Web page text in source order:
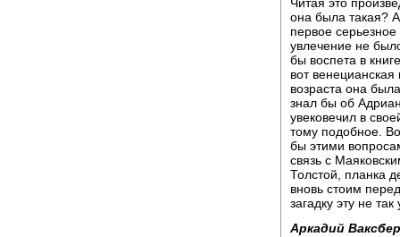
она была такая?
первое
увлечение не
бы воспета в
вот
возраста она
знал бы об
увековечил в
тому подобное.
бы этими
связь с
Толстой, планка
вновь стоим
загадку эту не
Аркадий